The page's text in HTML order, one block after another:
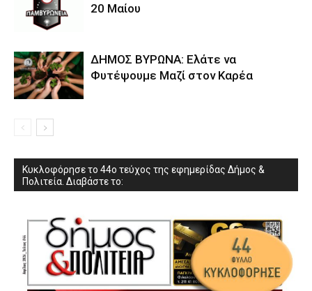
20 Μαίου
ΔΗΜΟΣ ΒΥΡΩΝΑ: Ελάτε να
Φυτέψουμε Μαζί στον Καρέα
Κυκλοφόρησε το 44ο τεύχος της εφημερίδας Δήμος &
Πολιτεία. Διαβάστε το: